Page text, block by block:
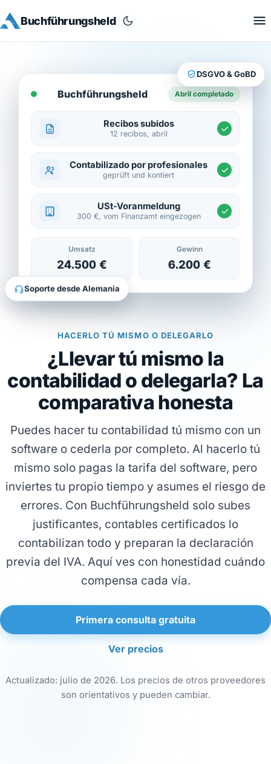
Buchführungsheld
HACERLO TÚ MISMO O DELEGARLO
¿Llevar tú mismo la
contabilidad o delegarla? La
comparativa honesta
Puedes hacer tu contabilidad tú mismo con un
software o cederla por completo. Al hacerlo tú
mismo solo pagas la tarifa del software, pero
inviertes tu propio tiempo y asumes el riesgo de
errores. Con Buchführungsheld solo subes
justificantes, contables certificados lo
contabilizan todo y preparan la declaración
previa del IVA. Aquí ves con honestidad cuándo
compensa cada vía.
Primera consulta gratuita
Ver precios
Actualizado: julio de 2026. Los precios de otros proveedores
son orientativos y pueden cambiar.
Buchführungsheld Abril completado
Recibos subidos
12 recibos, abril
Contabilizado por profesionales
geprüft und kontiert
USt-Voranmeldung
300 €, vom Finanzamt eingezogen
Umsatz
24.500 €
Gewinn
6.200 €
DSGVO & GoBD
Soporte desde Alemania